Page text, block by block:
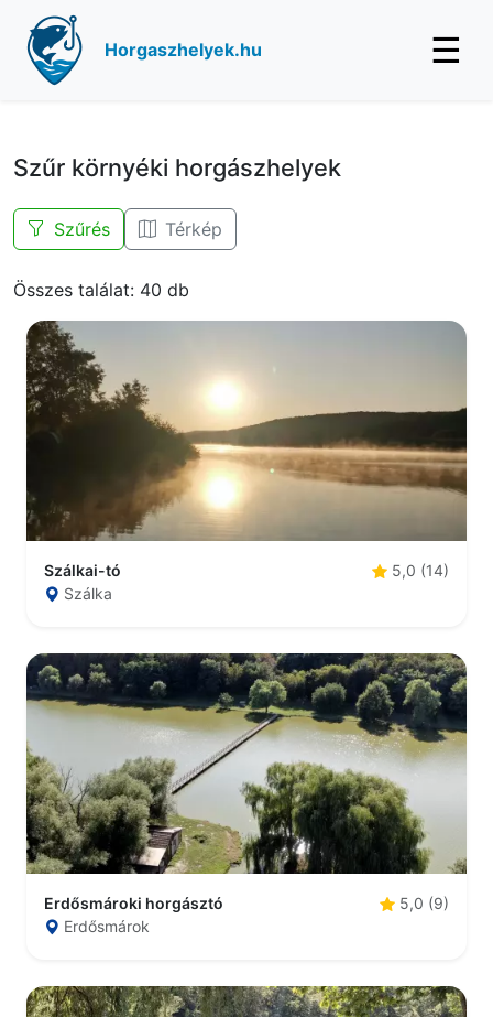
Horgaszhelyek.hu ☰
Szűr környéki horgászhelyek
Szűrés Térkép
Összes találat: 40 db
Szálkai-tó
5,0 (14)
Szálka
Erdősmároki horgásztó
5,0 (9)
Erdősmárok